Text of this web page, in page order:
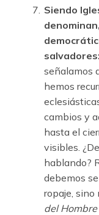
Siendo
salvadores:
señalamos
hemos
cambios y
hasta el
visibles.
hablando?
debemos
ropaje, sino
del Hombre